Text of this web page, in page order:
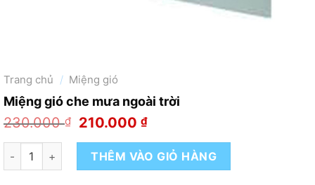
Trang chủ / Miệng gió
Miệng gió che mưa ngoài trời
230.000₫
Giá
là:
230.000 ₫.
210.000 ₫Giá
tại
là:
Miệng gió che mưa ngoài trời số lượng
THÊM VÀO GIỎ HÀNG